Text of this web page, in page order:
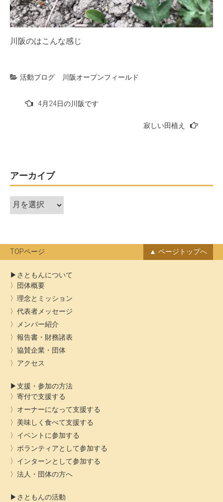
川阪のはこんな感じ
活動ブログ 川阪オープンフィールド
ー
シ
ョ
4月24日の川阪です
寂しい田植え
アーカイブ
ア
ー
ブ
TOPページ ページトップへ
さともんについて
団体概要
理念とミッション
代表者メッセージ
メンバー紹介
報告書・財務諸表
協賛企業・団体
アクセス
支援・参加の方法
寄付で支援する
オーナーになって支援する
美味しく食べて支援する
イベントに参加する
ボランティアとして参加する
インターンとして参加する
法人・団体の方へ
さともんの活動